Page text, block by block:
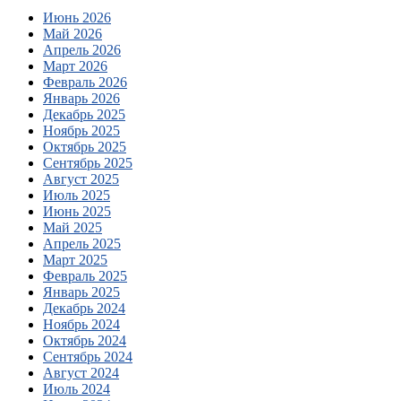
Июнь 2026
Май 2026
Апрель 2026
Март 2026
Февраль 2026
Январь 2026
Декабрь 2025
Ноябрь 2025
Октябрь 2025
Сентябрь 2025
Август 2025
Июль 2025
Июнь 2025
Май 2025
Апрель 2025
Март 2025
Февраль 2025
Январь 2025
Декабрь 2024
Ноябрь 2024
Октябрь 2024
Сентябрь 2024
Август 2024
Июль 2024